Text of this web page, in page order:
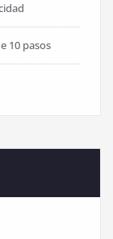
10 pasos